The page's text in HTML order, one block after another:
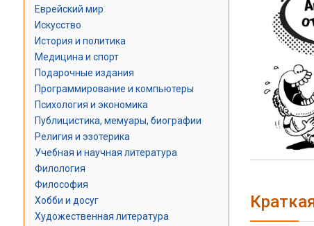
Еврейский мир
Искусство
История и политика
Медицина и спорт
Подарочные издания
Программирование и компьютеры
Психология и экономика
Публицистика, мемуары, биографии
Религия и эзотерика
Учебная и научная литература
Филология
Философия
Хобби и досуг
Художественная литература